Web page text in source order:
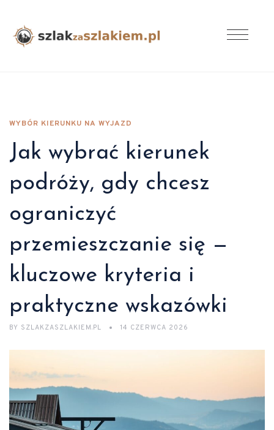
WYBÓR KIERUNKU NA WYJAZD
Jak wybrać kierunek
podróży, gdy chcesz
ograniczyć
przemieszczanie się —
kluczowe kryteria i
praktyczne wskazówki
BY SZLAKZASZLAKIEM.PL 14 CZERWCA 2026